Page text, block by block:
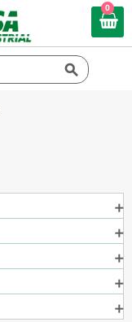
0





